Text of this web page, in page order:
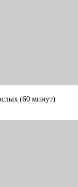
(60 минут)